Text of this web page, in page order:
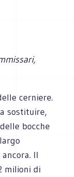
cerniere.
sostituire,
bocche
Il
milioni di